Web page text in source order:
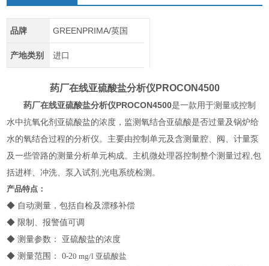
品牌 GREENPRIMA/英国
产地类别 进口
药厂在线亚硫酸盐分析仪 PROCON4500
药厂在线亚硫酸盐分析仪PROCON4500是一款用于测量或控制
水中抗氧化剂亚硫酸盐的浓度，监测氧结合亚硫酸是否过量及锅炉给
水的氧结合过程的分析仪。主要由控制单元及含测量腔、阀、计量泵
及一些管路的测量分析单元构成。主机微处理器控制整个测量过程,包
括进样、冲洗、泵入试剂,光电系统检测。
产品特点：
◆ 自动测量，包括自检及漂移补偿
◆ 限制、报警值可调
◆ 测量参数： 亚硫酸盐的浓度
◆ 测量范围：0-20 mg/l 亚硫酸盐